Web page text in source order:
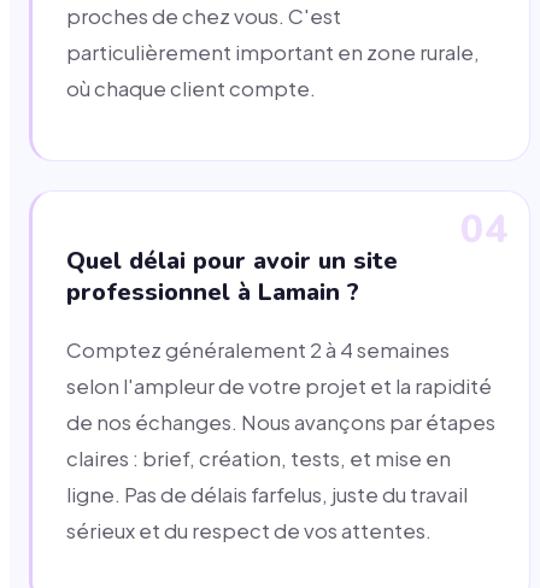
proches de chez vous. C'est
particulièrement important en zone rurale,
où chaque client compte.
04
Quel délai pour avoir un site
professionnel à Lamain ?
Comptez généralement 2 à 4 semaines
selon l'ampleur de votre projet et la rapidité
de nos échanges. Nous avançons par étapes
claires : brief, création, tests, et mise en
ligne. Pas de délais farfelus, juste du travail
sérieux et du respect de vos attentes.